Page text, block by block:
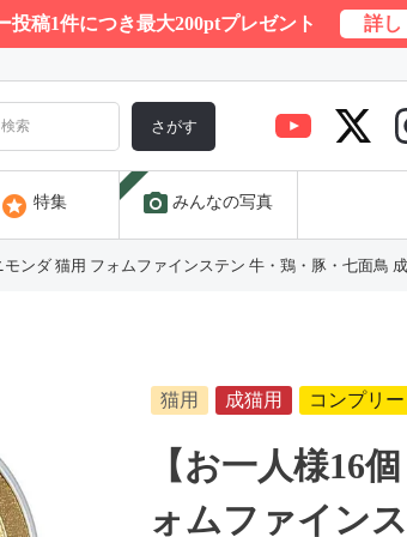
投稿1件につき最大200ptプレゼント 詳し
さがす
stars 特集 photo_camera みんなの写真
モンダ 猫用 フォムファインステン 牛・鶏・豚・七面鳥
猫用 成猫用 コンプリ
【お一人様16
ォムファイン